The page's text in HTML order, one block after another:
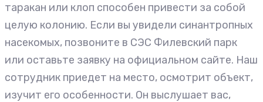
таракан или клоп способен привести за собой
целую колонию. Если вы увидели синантропных
насекомых, позвоните в СЭС Филевский парк
или оставьте заявку на официальном сайте. Наш
сотрудник приедет на место, осмотрит объект,
изучит его особенности. Он выслушает вас,